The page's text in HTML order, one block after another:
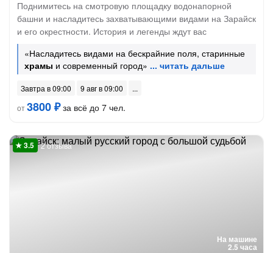
Поднимитесь на смотровую площадку водонапорной
башни и насладитесь захватывающими видами на Зарайск
и его окрестности. История и легенды ждут вас
«Насладитесь видами на бескрайние поля, старинные
храмы и современный город»
Завтра в 09:00
9 авг в 09:00
от3800 ₽за всё до 7 чел.
На машине
2.5 часа
2 отзыва